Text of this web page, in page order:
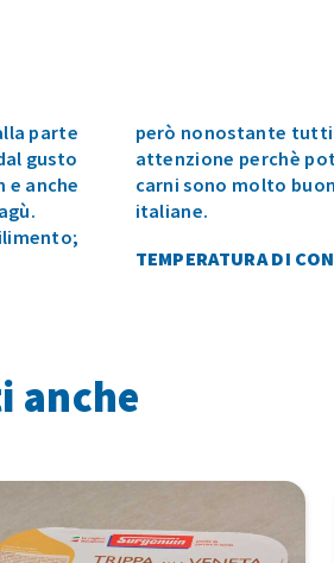
parte
gusto
anche
però nonostante
attenzione perchè
carni sono molto
italiane.
TEMPERATURA DI
anche